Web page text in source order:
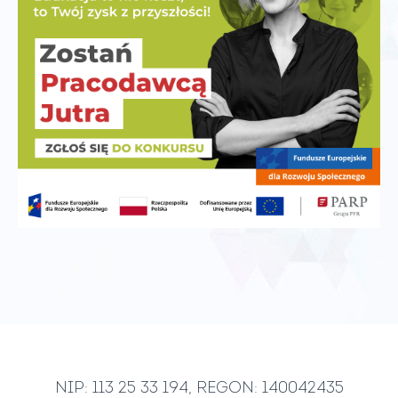
NIP: 113 25 33 194, REGON: 140042435